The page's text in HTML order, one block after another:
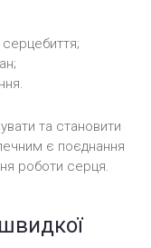
та становити
є поєднання
роботи серця.